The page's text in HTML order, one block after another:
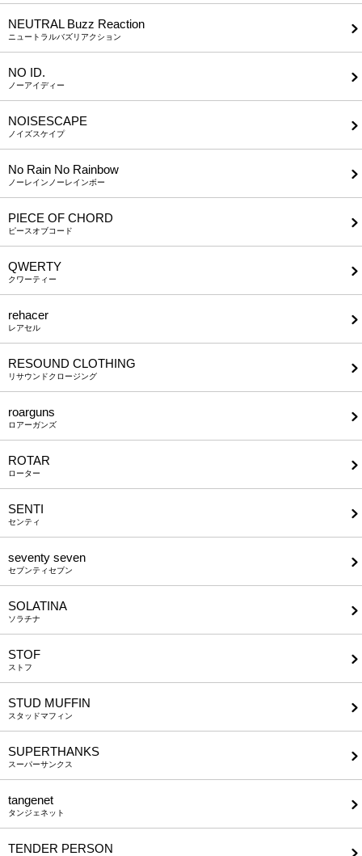
NEUTRAL Buzz Reaction
ニュートラルバズリアクション
NO ID.
ノーアイディー
NOISESCAPE
ノイズスケイプ
No Rain No Rainbow
ノーレインノーレインボー
PIECE OF CHORD
ピースオブコード
QWERTY
クワーティー
rehacer
レアセル
RESOUND CLOTHING
リサウンドクロージング
roarguns
ロアーガンズ
ROTAR
ローター
SENTI
センティ
seventy seven
セブンティセブン
SOLATINA
ソラチナ
STOF
ストフ
STUD MUFFIN
スタッドマフィン
SUPERTHANKS
スーパーサンクス
tangenet
タンジェネット
TENDER PERSON